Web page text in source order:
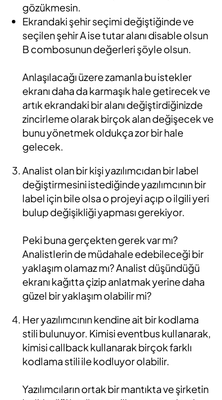
gözükmesin.
Ekrandaki şehir seçimi değiştiğinde ve
seçilen şehir A ise tutar alanı disable olsun
B combosunun değerleri şöyle olsun.
Anlaşılacağı üzere zamanla bu istekler
ekranı daha da karmaşık hale getirecek ve
artık ekrandaki bir alanı değiştirdiğinizde
zincirleme olarak birçok alan değişecek ve
bunu yönetmek oldukça zor bir hale
gelecek.
Analist olan bir kişi yazılımcıdan bir label
değiştirmesini istediğinde yazılımcının bir
label için bile olsa o projeyi açıp o ilgili yeri
bulup değişikliği yapması gerekiyor.
Peki buna gerçekten gerek var mı?
Analistlerin de müdahale edebileceği bir
yaklaşım olamaz mı? Analist düşündüğü
ekranı kağıtta çizip anlatmak yerine daha
güzel bir yaklaşım olabilir mi?
Her yazılımcının kendine ait bir kodlama
stili bulunuyor. Kimisi eventbus kullanarak,
kimisi callback kullanarak birçok farklı
kodlama stili ile kodluyor olabilir.
Yazılımcıların ortak bir mantıkta ve şirketin